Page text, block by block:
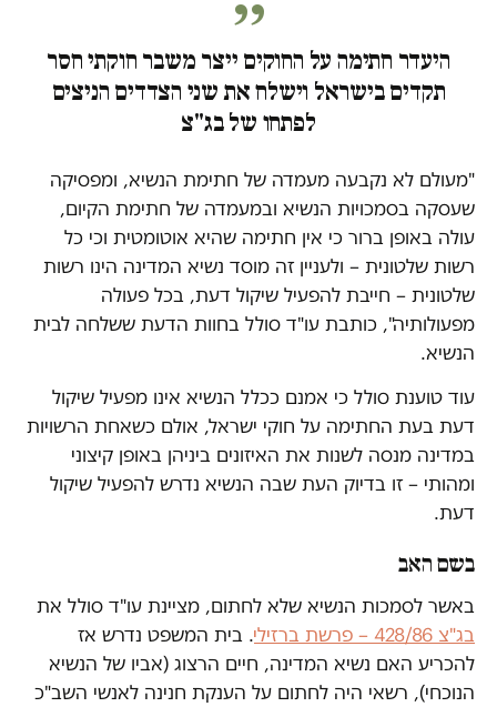
היעדר חתימה על החוקים ייצר משבר חוקתי חסר
תקדים בישראל וישלח את שני הצדדים הניצים
לפתחו של בג"צ
"מעולם לא נקבעה מעמדה של חתימת הנשיא, ומפסיקה
שעסקה בסמכויות הנשיא ובמעמדה של חתימת הקיום,
עולה באופן ברור כי אין חתימה שהיא אוטומטית וכי כל
רשות שלטונית – ולעניין זה מוסד נשיא המדינה הינו רשות
שלטונית – חייבת להפעיל שיקול דעת, בכל פעולה
מפעולותיה", כותבת עו"ד סולל בחוות הדעת ששלחה לבית
הנשיא.
עוד טוענת סולל כי אמנם ככלל הנשיא אינו מפעיל שיקול
דעת בעת החתימה על חוקי ישראל, אולם כשאחת הרשויות
במדינה מנסה לשנות את האיזונים ביניהן באופן קיצוני
ומהותי – זו בדיוק העת שבה הנשיא נדרש להפעיל שיקול
דעת.
בשם האב
באשר לסמכות הנשיא שלא לחתום, מציינת עו"ד סולל את
בג"צ 428/86 – פרשת ברזילי
. בית המשפט נדרש אז
להכריע האם נשיא המדינה, חיים הרצוג (אביו של הנשיא
הנוכחי), רשאי היה לחתום על הענקת חנינה לאנשי השב"כ